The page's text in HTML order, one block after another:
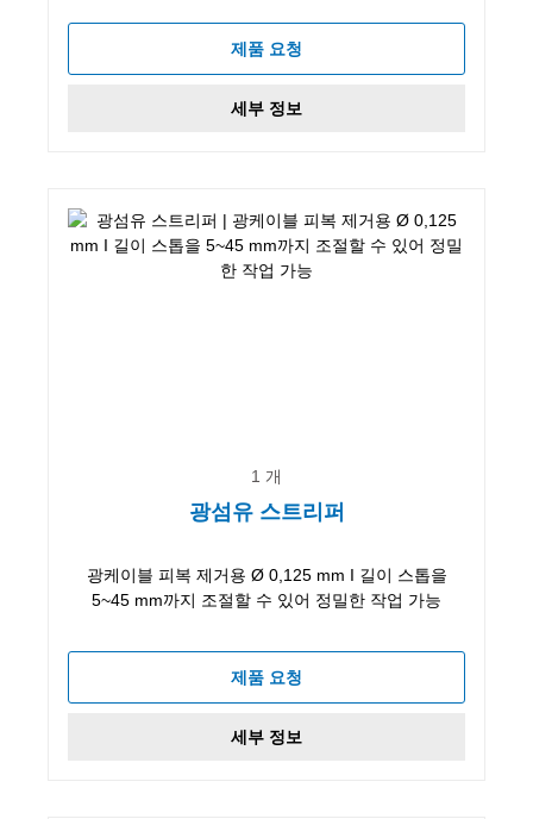
제품 요청
세부 정보
1 개
광섬유 스트리퍼
광케이블 피복 제거용 Ø 0,125 mm I 길이 스톱을
5~45 mm까지 조절할 수 있어 정밀한 작업 가능
제품 요청
세부 정보